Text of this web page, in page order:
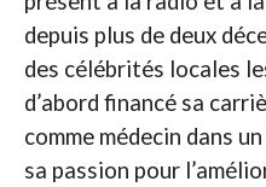
depuis plus de deux
des célébrités locales
d’abord financé sa
comme médecin dans
sa passion pour